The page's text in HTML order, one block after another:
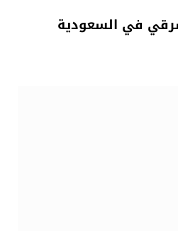
في السعودية